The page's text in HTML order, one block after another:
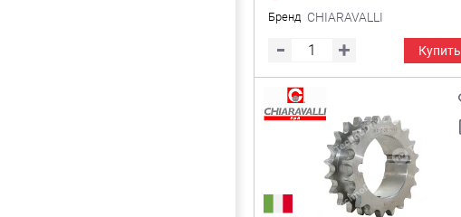
Бренд CHIARAVALLI
Купить